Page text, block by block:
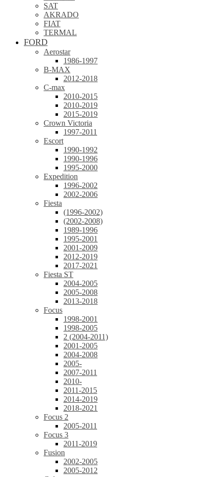
SAT
AKRADO
FIAT
TERMAL
FORD
Aerostar
1986-1997
B-MAX
2012-2018
C-max
2010-2015
2010-2019
2015-2019
Crown Victoria
1997-2011
Escort
1990-1992
1990-1996
1995-2000
Expedition
1996-2002
2002-2006
Fiesta
(1996-2002)
(2002-2008)
1989-1996
1995-2001
2001-2009
2012-2019
2017-2021
Fiesta ST
2004-2005
2005-2008
2013-2018
Focus
1998-2001
1998-2005
2 (2004-2011)
2001-2005
2004-2008
2005-
2007-2011
2010-
2011-2015
2014-2019
2018-2021
Focus 2
2005-2011
Focus 3
2011-2019
Fusion
2002-2005
2005-2012